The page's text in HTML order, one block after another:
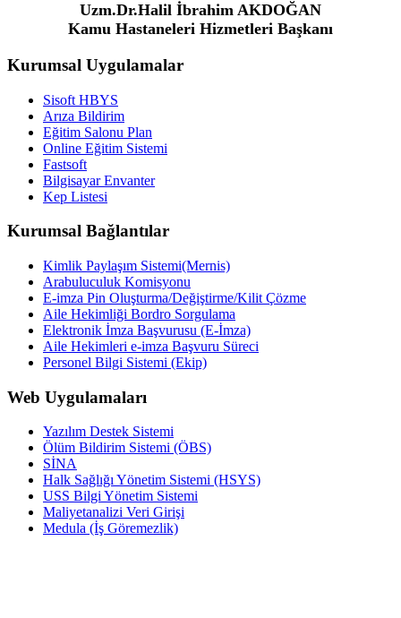
Uzm.Dr.Halil İbrahim AKDOĞAN
Kamu Hastaneleri Hizmetleri Başkanı
Kurumsal Uygulamalar
Sisoft HBYS
Arıza Bildirim
Eğitim Salonu Plan
Online Eğitim Sistemi
Fastsoft
Bilgisayar Envanter
Kep Listesi
Kurumsal Bağlantılar
Kimlik Paylaşım Sistemi(Mernis)
Arabuluculuk Komisyonu
E-imza Pin Oluşturma/Değiştirme/Kilit Çözme
Aile Hekimliği Bordro Sorgulama
Elektronik İmza Başvurusu (E-İmza)
Aile Hekimleri e-imza Başvuru Süreci
Personel Bilgi Sistemi (Ekip)
Web Uygulamaları
Yazılım Destek Sistemi
Ölüm Bildirim Sistemi (ÖBS)
SİNA
Halk Sağlığı Yönetim Sistemi (HSYS)
USS Bilgi Yönetim Sistemi
Maliyetanalizi Veri Girişi
Medula (İş Göremezlik)